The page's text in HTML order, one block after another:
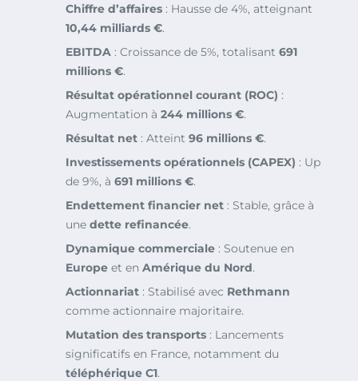
Chiffre d’affaires : Hausse de 4%, atteignant
10,44 milliards €.
EBITDA : Croissance de 5%, totalisant 691
millions €.
Résultat opérationnel courant (ROC) :
Augmentation à 244 millions €.
Résultat net : Atteint 96 millions €.
Investissements opérationnels (CAPEX) : Up
de 9%, à 691 millions €.
Endettement financier net : Stable, grâce à
une dette refinancée.
Dynamique commerciale : Soutenue en
Europe et en Amérique du Nord.
Actionnariat : Stabilisé avec Rethmann
comme actionnaire majoritaire.
Mutation des transports : Lancements
significatifs en France, notamment du
téléphérique C1.